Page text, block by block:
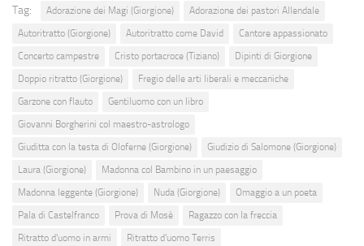
Tag: Adorazione dei Magi (Giorgione)
Adorazione dei pastori Allendale
Autoritratto (Giorgione)
Autoritratto come David
Cantore appassionato
Concerto campestre
Cristo portacroce (Tiziano)
Dipinti di Giorgione
Doppio ritratto (Giorgione)
Fregio delle arti liberali e meccaniche
Garzone con flauto
Gentiluomo con un libro
Giovanni Borgherini col maestro-astrologo
Giuditta con la testa di Oloferne (Giorgione)
Giudizio di Salomone (Giorgione)
Laura (Giorgione)
Madonna col Bambino in un paesaggio
Madonna leggente (Giorgione)
Nuda (Giorgione)
Omaggio a un poeta
Pala di Castelfranco
Prova di Mosè
Ragazzo con la freccia
Ritratto d'uomo in armi
Ritratto d'uomo Terris